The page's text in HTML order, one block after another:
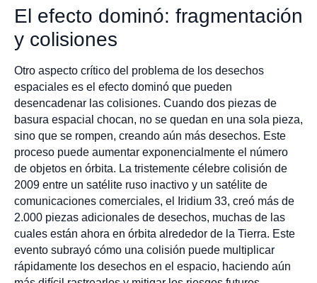
El efecto dominó: fragmentación
y colisiones
Otro aspecto crítico del problema de los desechos
espaciales es el efecto dominó que pueden
desencadenar las colisiones. Cuando dos piezas de
basura espacial chocan, no se quedan en una sola pieza,
sino que se rompen, creando aún más desechos. Este
proceso puede aumentar exponencialmente el número
de objetos en órbita. La tristemente célebre colisión de
2009 entre un satélite ruso inactivo y un satélite de
comunicaciones comerciales, el Iridium 33, creó más de
2.000 piezas adicionales de desechos, muchas de las
cuales están ahora en órbita alrededor de la Tierra. Este
evento subrayó cómo una colisión puede multiplicar
rápidamente los desechos en el espacio, haciendo aún